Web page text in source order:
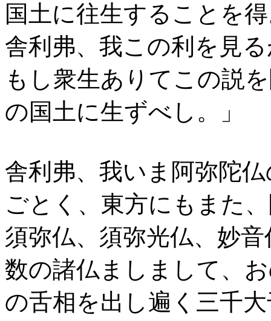
国土に往生することを
舎利弗、我この利を見
もし衆生ありてこの説
の国土に生ずべし。」
舎利弗、我いま阿弥陀
ごとく、東方にもまた
須弥仏、須弥光仏、妙
数の諸仏ましまして、
の舌相を出し遍く三千